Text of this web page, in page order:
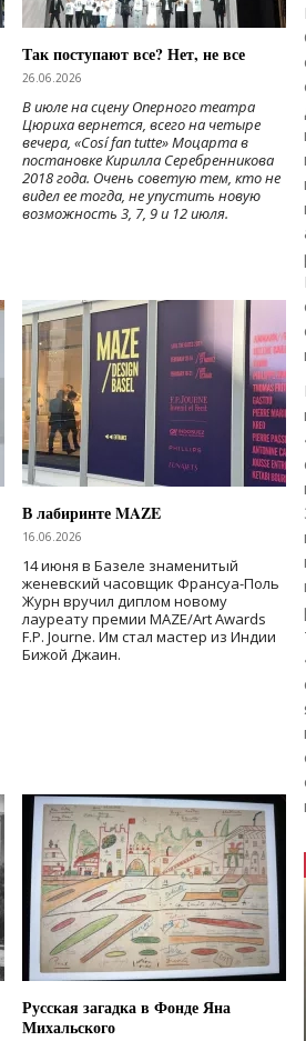
Так поступают все? Нет, не все
26.06.2026
В июле на сцену Оперного театра
Цюриха вернется, всего на четыре
вечера, «Cosí fan tutte» Моцарта в
постановке Кирилла Серебренникова
2018 года. Очень советую тем, кто не
видел ее тогда, не упустить новую
возможность 3, 7, 9 и 12 июля.
В лабиринте MAZE
16.06.2026
14 июня в Базеле знаменитый
женевский часовщик Франсуа-Поль
Журн вручил диплом новому
лауреату премии MAZE/Art Awards
F.P. Journe. Им стал мастер из Индии
Бижой Джаин.
Русская загадка в Фонде Яна
Михальского